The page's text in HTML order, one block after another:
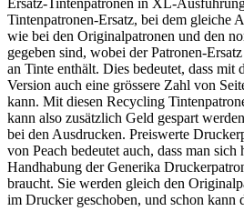
Tintenpatronen-Ersatz, bei dem gleiche
wie bei den Originalpatronen und den
gegeben sind, wobei der Patronen-
an Tinte enthält. Dies bedeutet, dass
Version auch eine grössere Zahl von
kann. Mit diesen Recycling
kann also zusätzlich Geld gespart
bei den Ausdrucken. Preiswerte
von Peach bedeutet auch, dass man
Handhabung der Generika
braucht. Sie werden gleich den
im Drucker geschoben, und schon kann